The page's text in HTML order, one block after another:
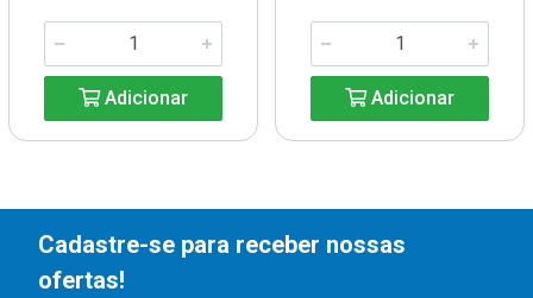
Adicionar Adicionar
Cadastre-se para receber nossas
ofertas!